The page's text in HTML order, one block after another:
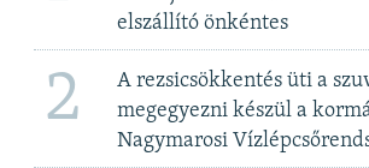
elszállító önkéntes
2
A rezsicsökkentés üti a
megegyezni készül a
Nagymarosi